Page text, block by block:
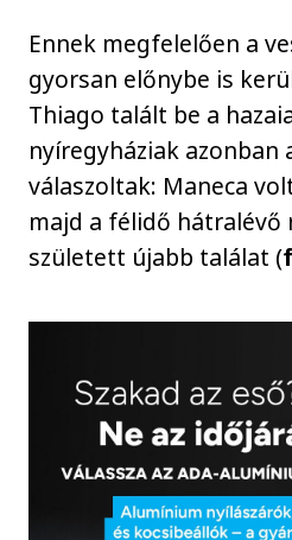
Ennek megfelelően a
gyorsan előnybe is
Thiago talált be a
nyíregyháziak azonban
válaszoltak: Maneca
majd a félidő hátralévő
született újabb találat (